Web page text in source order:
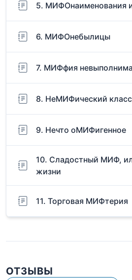
5. МИФОнаименования
6. МИФОнебылицы
7. МИФфия невыполнима
8. НеМИФический класс
9. Нечто оМИФигенное
10. Сладостный МИФ,
жизни
11. Торговая МИФтерия
ОТЗЫВЫ